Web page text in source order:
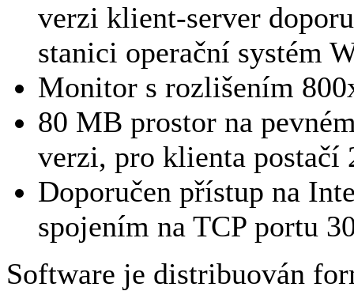
verzi klient-server
stanici operační systém
Monitor s rozlišením
80 MB prostor na
verzi, pro klienta postačí
Doporučen přístup na
spojením na TCP portu
Software je distribuován